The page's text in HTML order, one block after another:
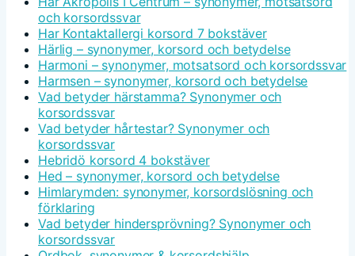
och korsordssvar
Har Kontaktallergi korsord 7 bokstäver
Härlig – synonymer, korsord och betydelse
Harmoni – synonymer, motsatsord och korsordssvar
Harmsen – synonymer, korsord och betydelse
Vad betyder härstamma? Synonymer och
korsordssvar
Vad betyder hårtestar? Synonymer och
korsordssvar
Hebridö korsord 4 bokstäver
Hed – synonymer, korsord och betydelse
Himlarymden: synonymer, korsordslösning och
förklaring
Vad betyder hindersprövning? Synonymer och
korsordssvar